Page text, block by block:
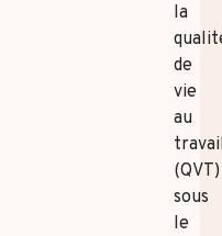
la
de
vie
au
(QVT)
sous
le